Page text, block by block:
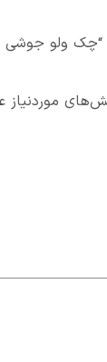
موردنیاز